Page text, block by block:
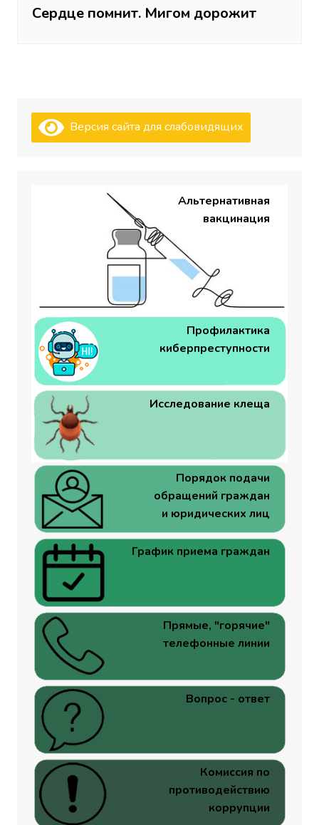
Сердце помнит. Мигом дорожит
Версия сайта для слабовидящих
Альтернативная
вакцинация
Профилактика
киберпреступности
Исследование клеща
Порядок подачи
обращений граждан
и юридических лиц
График приема граждан
Прямые, "горячие"
телефонные линии
Вопрос - ответ
Комиссия по
противодействию
коррупции